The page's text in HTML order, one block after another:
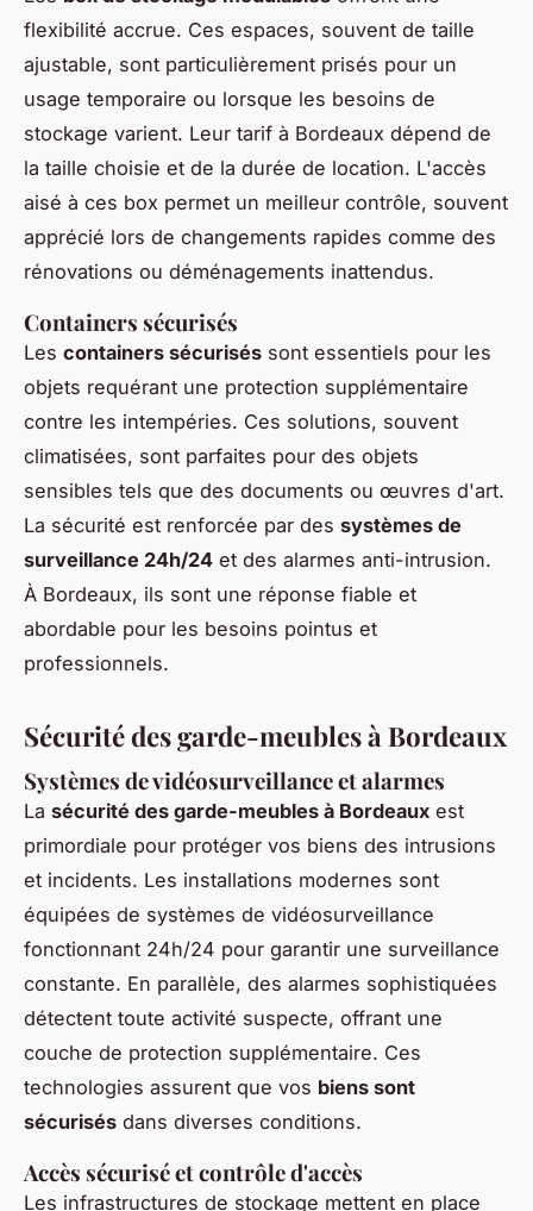
flexibilité accrue. Ces espaces, souvent de taille
ajustable, sont particulièrement prisés pour un
usage temporaire ou lorsque les besoins de
stockage varient. Leur tarif à Bordeaux dépend de
la taille choisie et de la durée de location. L'accès
aisé à ces box permet un meilleur contrôle, souvent
apprécié lors de changements rapides comme des
rénovations ou déménagements inattendus.
Containers sécurisés
Les containers sécurisés sont essentiels pour les
objets requérant une protection supplémentaire
contre les intempéries. Ces solutions, souvent
climatisées, sont parfaites pour des objets
sensibles tels que des documents ou œuvres d'art.
La sécurité est renforcée par des systèmes de
surveillance 24h/24 et des alarmes anti-intrusion.
À Bordeaux, ils sont une réponse fiable et
abordable pour les besoins pointus et
professionnels.
Sécurité des garde-meubles à Bordeaux
Systèmes de vidéosurveillance et alarmes
La sécurité des garde-meubles à Bordeaux est
primordiale pour protéger vos biens des intrusions
et incidents. Les installations modernes sont
équipées de systèmes de vidéosurveillance
fonctionnant 24h/24 pour garantir une surveillance
constante. En parallèle, des alarmes sophistiquées
détectent toute activité suspecte, offrant une
couche de protection supplémentaire. Ces
technologies assurent que vos biens sont
sécurisés dans diverses conditions.
Accès sécurisé et contrôle d'accès
Les infrastructures de stockage mettent en place